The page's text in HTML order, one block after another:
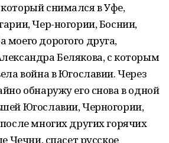
снимался в Уфе,
Чер-ногории, Боснии,
моего дорогого друга,
Белякова, с которым
война в Югославии. Через
обнаружу его снова в одной
Югославии, Черногории,
многих других горячих
Чечни, спасет русское